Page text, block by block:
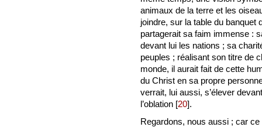
animaux de la terre et les
joindre, sur la table du banquet
partagerait sa faim immense :
devant lui les nations ; sa
peuples ; réalisant son titre de
monde, il aurait fait de cette
du Christ en sa propre
verrait, lui aussi, s’élever
l’oblation [20].
Regardons, nous aussi ; car